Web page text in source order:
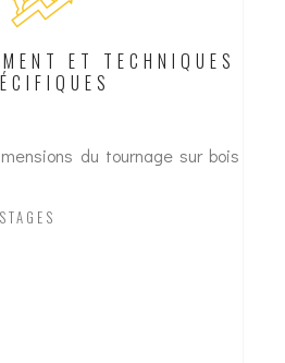
ET TECHNIQUES
du tournage sur bois